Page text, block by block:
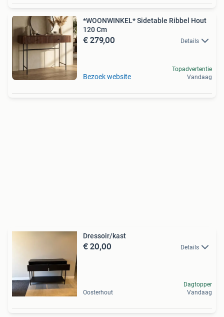
*WOONWINKEL* Sidetable Ribbel Hout
120 Cm
€ 279,00 Details
Bezoek website
Topadvertentie
Vandaag
Dressoir/kast
€ 20,00 Details
Oosterhout
Dagtopper
Vandaag